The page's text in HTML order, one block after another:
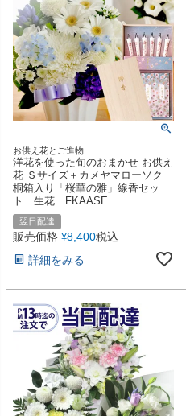
お供え花とご進物
洋花を使った旬のおまかせ お供え
花 Ｓサイズ＋カメヤマローソク
桐箱入り「桜華の雅」線香セッ
ト 生花 FKAASE
翌日配達
販売価格 ¥8,400税込
詳細をみる